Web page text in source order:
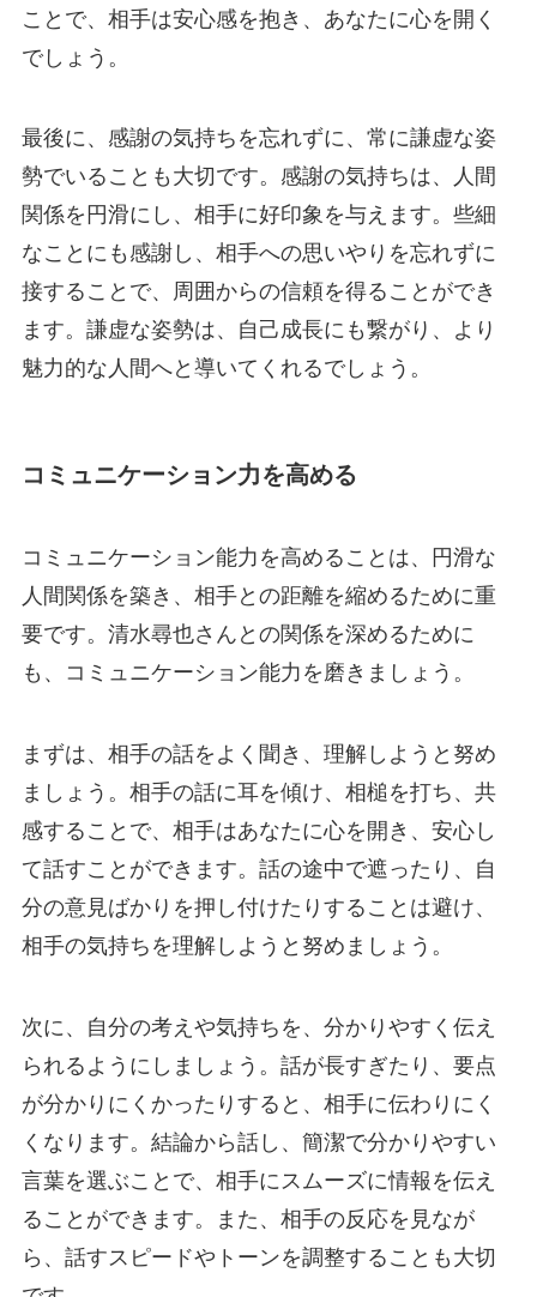
ことで、相手は安心感を抱き、あなたに心を開く
でしょう。
最後に、感謝の気持ちを忘れずに、常に謙虚な姿
勢でいることも大切です。感謝の気持ちは、人間
関係を円滑にし、相手に好印象を与えます。些細
なことにも感謝し、相手への思いやりを忘れずに
接することで、周囲からの信頼を得ることができ
ます。謙虚な姿勢は、自己成長にも繋がり、より
魅力的な人間へと導いてくれるでしょう。
コミュニケーション力を高める
コミュニケーション能力を高めることは、円滑な
人間関係を築き、相手との距離を縮めるために重
要です。清水尋也さんとの関係を深めるために
も、コミュニケーション能力を磨きましょう。
まずは、相手の話をよく聞き、理解しようと努め
ましょう。相手の話に耳を傾け、相槌を打ち、共
感することで、相手はあなたに心を開き、安心し
て話すことができます。話の途中で遮ったり、自
分の意見ばかりを押し付けたりすることは避け、
相手の気持ちを理解しようと努めましょう。
次に、自分の考えや気持ちを、分かりやすく伝え
られるようにしましょう。話が長すぎたり、要点
が分かりにくかったりすると、相手に伝わりにく
くなります。結論から話し、簡潔で分かりやすい
言葉を選ぶことで、相手にスムーズに情報を伝え
ることができます。また、相手の反応を見なが
ら、話すスピードやトーンを調整することも大切